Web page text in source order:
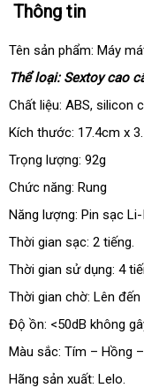
Thông tin
Tên sản phẩm: Máy
Thể loại: Sextoy cao
Chất liệu: ABSsửa
chữa
, silicon
Kích thước: 17.4cm x
Trọng lượng: 92g
Chức năng: Rung
Năng lượng: Pin sạc
Thời gian sạc: 2 tiếng.
Thời gian sử dụng: 4
Thời gian chờ: Lên đến
Độ ồn: <50dB không
Màu sắc: Tím – Hồng
Hãng sản xuất: Lelo.